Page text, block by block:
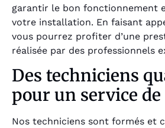
garantir le bon fonctionnement
votre installation. En faisant
vous pourrez profiter d’une
réalisée par des professionnels
Des techniciens
pour un service
Nos techniciens sont formés et